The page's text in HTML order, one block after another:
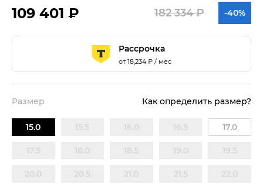
109 401 ₽ 182 334 ₽ -40%
Рассрочка
от18,234 ₽ / мес
Размер Как определить размер?
15.0 17.0